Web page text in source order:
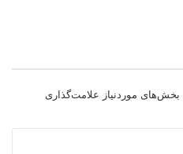
بخش‌های موردنیاز علامت‌گذاری